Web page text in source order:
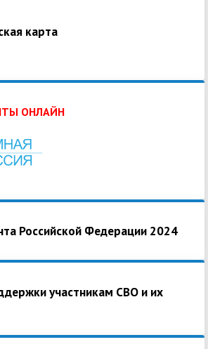
карта
ОНЛАЙН
Российской Федерации 2024
участникам СВО и их